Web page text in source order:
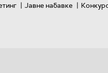
| Јавне набавке |